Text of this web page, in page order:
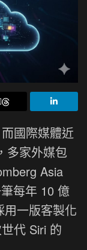
國際媒體近
多家外媒包
Asia
每年 10 億
一版客製化
代 Siri 的